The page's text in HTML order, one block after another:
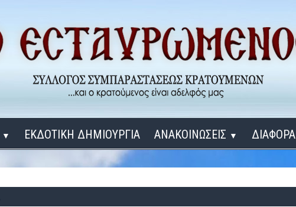
▼ ΕΚΔΟΤΙΚΗ ΔΗΜΙΟΥΡΓΙΑ ΑΝΑΚΟΙΝΩΣΕΙΣ ▼ ΔΙΑΦΟΡΑ